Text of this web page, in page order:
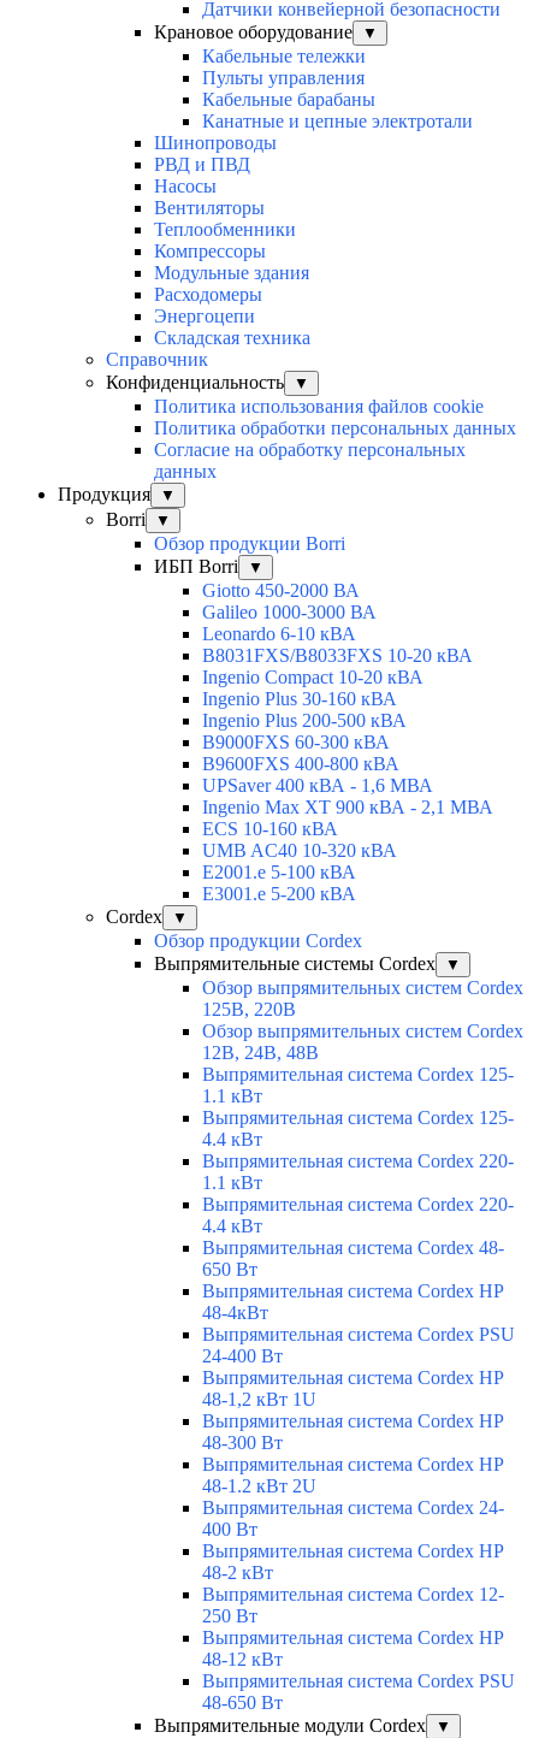
Датчики конвейерной безопасности
Крановое оборудование
▼
Кабельные тележки
Пульты управления
Кабельные барабаны
Канатные и цепные электротали
Шинопроводы
РВД и ПВД
Насосы
Вентиляторы
Теплообменники
Компрессоры
Модульные здания
Расходомеры
Энергоцепи
Складская техника
Справочник
Конфиденциальность
▼
Политика использования файлов cookie
Политика обработки персональных данных
Согласие на обработку персональных
данных
Продукция
▼
Borri ▼
Обзор продукции Borri
ИБП Borri
▼
Giotto 450-2000 ВА
Galileo 1000-3000 ВА
Leonardo 6-10 кВА
B8031FXS/B8033FXS 10-20 кВА
Ingenio Compact 10-20 кВА
Ingenio Plus 30-160 кВА
Ingenio Plus 200-500 кВА
B9000FXS 60-300 кВА
B9600FXS 400-800 кВА
UPSaver 400 кВА - 1,6 МВА
Ingenio Max XT 900 кВА - 2,1 МВА
ECS 10-160 кВА
UMB AC40 10-320 кВА
E2001.e 5-100 кВА
E3001.e 5-200 кВА
Cordex
▼
Обзор продукции Cordex
Выпрямительные системы Cordex
▼
Обзор выпрямительных систем Cordex
125В, 220В
Обзор выпрямительных систем Cordex
12В, 24В, 48В
Выпрямительная система Cordex 125-
1.1 кВт
Выпрямительная система Cordex 125-
4.4 кВт
Выпрямительная система Cordex 220-
1.1 кВт
Выпрямительная система Cordex 220-
4.4 кВт
Выпрямительная система Cordex 48-
650 Вт
Выпрямительная система Cordex HP
48-4кВт
Выпрямительная система Cordex PSU
24-400 Вт
Выпрямительная система Cordex HP
48-1,2 кВт 1U
Выпрямительная система Cordex HP
48-300 Вт
Выпрямительная система Cordex HP
48-1.2 кВт 2U
Выпрямительная система Cordex 24-
400 Вт
Выпрямительная система Cordex HP
48-2 кВт
Выпрямительная система Cordex 12-
250 Вт
Выпрямительная система Cordex HP
48-12 кВт
Выпрямительная система Cordex PSU
48-650 Вт
Выпрямительные модули Cordex
▼